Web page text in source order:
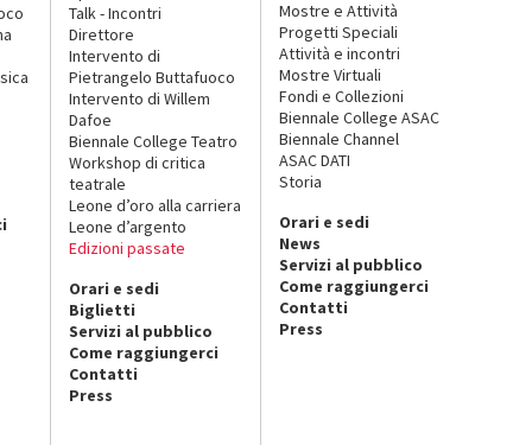
Talk - Incontri
Direttore
Intervento di
Pietrangelo Buttafuoco
Intervento di Willem
Dafoe
Biennale College Teatro
Workshop di critica
teatrale
Leone d’oro alla carriera
Leone d’argento
Edizioni passate
Orari e sedi
Biglietti
Servizi al pubblico
Come raggiungerci
Contatti
Press
Mostre e Attività
Progetti Speciali
Attività e incontri
Mostre Virtuali
Fondi e Collezioni
Biennale College ASAC
Biennale Channel
ASAC DATI
Storia
Orari e sedi
News
Servizi al pubblico
Come raggiungerci
Contatti
Press